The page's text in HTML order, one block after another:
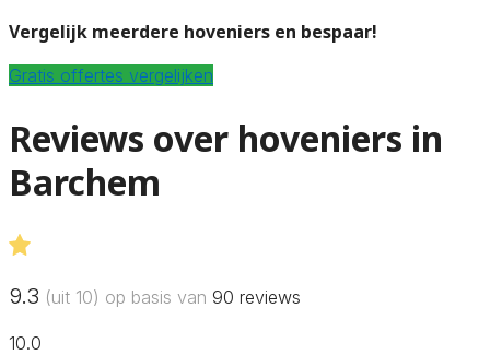
Vergelijk meerdere hoveniers en bespaar!
Gratis offertes vergelijken
Reviews over hoveniers in
Barchem
9.3 (uit 10) op basis van 90 reviews
10.0